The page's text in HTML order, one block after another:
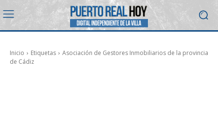
Inicio Etiquetas
Asociación de Gestores Inmobiliarios de la provincia
de Cádiz